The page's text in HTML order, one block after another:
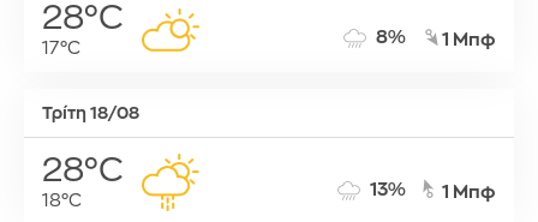
28°C
17°C
8% 1 Μπφ
Τρίτη 18/08
28°C
18°C
13% 1 Μπφ